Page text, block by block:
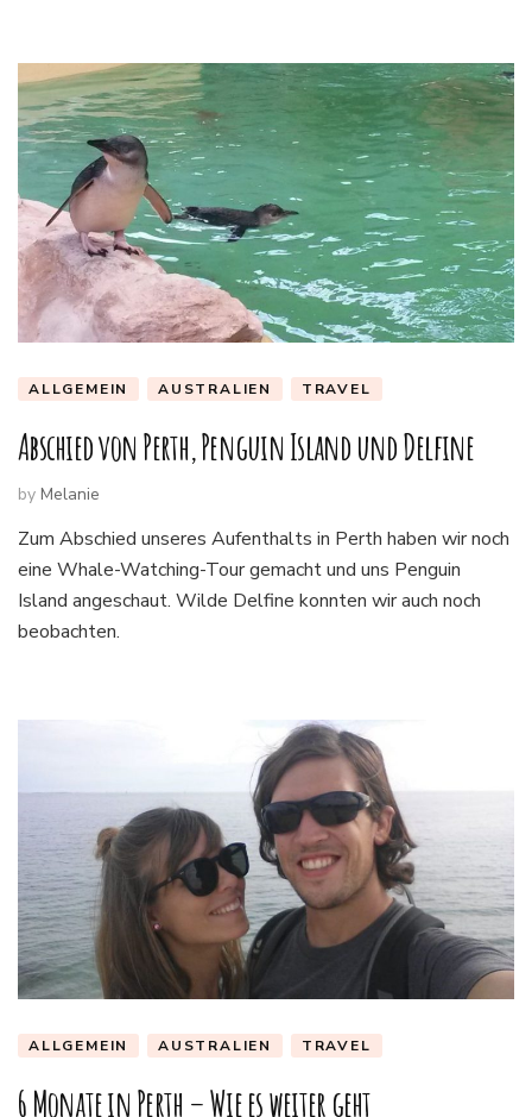
ALLGEMEIN AUSTRALIEN TRAVEL
Abschied von Perth, Penguin Island und Delfine
by Melanie
Zum Abschied unseres Aufenthalts in Perth haben wir noch
eine Whale-Watching-Tour gemacht und uns Penguin
Island angeschaut. Wilde Delfine konnten wir auch noch
beobachten.
ALLGEMEIN AUSTRALIEN TRAVEL
6 Monate in Perth – Wie es weiter geht